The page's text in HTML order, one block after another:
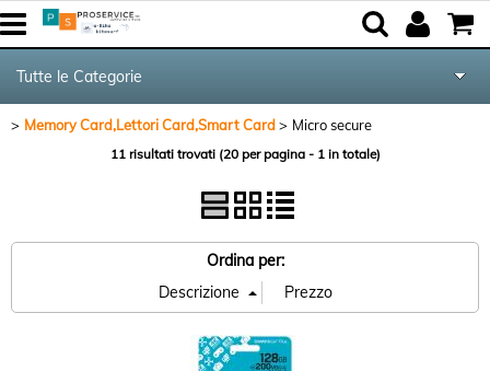
Tutte le Categorie
Componenti
Networking & Com.
Memory Card,Lettori Card,Smart Card Micro secure
11 risultati trovati (20 per pagina - 1 in totale)
Ordina per: